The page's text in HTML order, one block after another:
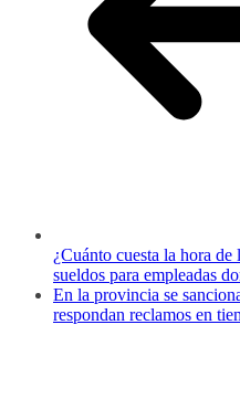
¿Cuánto cuesta la hora
sueldos para empleadas
En la provincia se
respondan reclamos en